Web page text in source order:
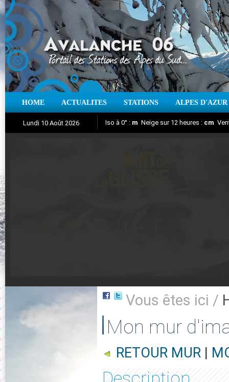
HOME ACTUALITES STATIONS ALPES D'AZUR
Lundi 10 Août 2026 Iso à 0° : m Neige sur 12 heures : cm
Vous êtes ici /
Mon mur
RETOUR MUR |